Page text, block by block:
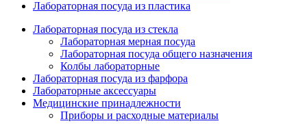
Лабораторная посуда из пластика
Лабораторная посуда из стекла
Лабораторная мерная посуда
Лабораторная посуда общего назначения
Колбы лабораторные
Лабораторная посуда из фарфора
Лабораторные аксессуары
Медицинские принадлежности
Приборы и расходные материалы